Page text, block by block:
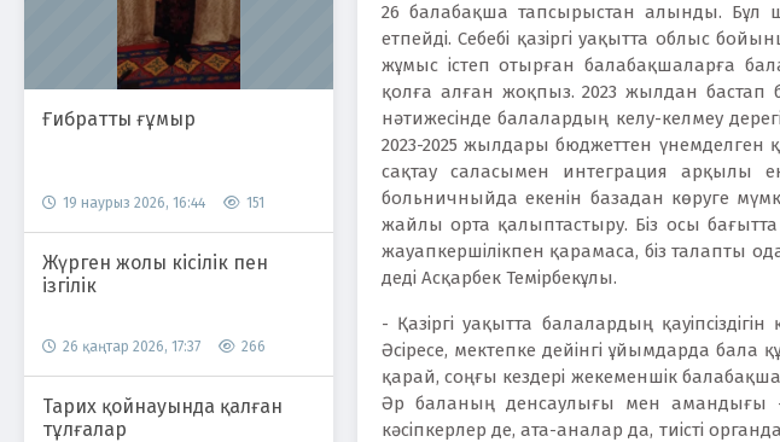
Ғибратты ғұмыр
19 наурыз 2026, 16:44 151
Жүрген жолы кісілік пен
ізгілік
26 қаңтар 2026, 17:37 266
Тарих қойнауында қалған
тұлғалар
26 балабақша тапсырыстан алынды. Бұл
етпейді. Себебі қазіргі уақытта облыс
жұмыс істеп отырған балабақшаларға
қолға алған жоқпыз. 2023 жылдан бастап
нәтижесінде балалардың келу-келмеу
2023-2025 жылдары бюджеттен үнемделген
сақтау саласымен интеграция арқылы
больничныйда екенін базадан көруге
жайлы орта қалыптастыру. Біз осы
жауапкершілікпен қарамаса, біз талапты
деді Асқарбек Темірбекұлы.
- Қазіргі уақытта балалардың
Әсіресе, мектепке дейінгі ұйымдарда бала
қарай, соңғы кездері жекеменшік
Әр баланың денсаулығы мен амандығы -
кәсіпкерлер де, ата-аналар да, тиісті